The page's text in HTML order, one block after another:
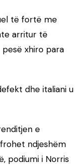
të fortë me
arritur të
xhiro para
dhe italiani u
e
ndjeshëm
podiumi i Norris